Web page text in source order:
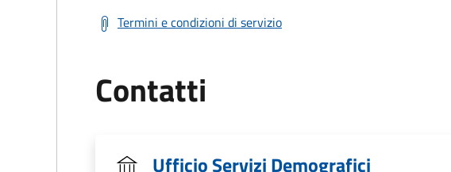
Termini e condizioni di servizio
Contatti
Ufficio Servizi Demografici